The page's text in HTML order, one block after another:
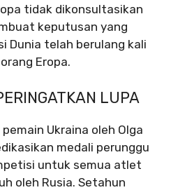
tidak dikonsultasikan
keputusan yang
Dunia telah berulang kali
Eropa.
LUPA
Ukraina oleh Olga
medali perunggu
untuk semua atlet
oleh Rusia. Setahun